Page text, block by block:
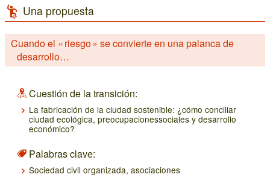
Una propuesta
Cuando el « riesgo » se convierte en una palanca de
desarrollo…
Cuestión de la transición:
La fabricación de la ciudad sostenible: ¿cómo conciliar
ciudad ecológica, preocupacionessociales y desarrollo
económico?
Palabras clave:
Sociedad civil organizada, asociaciones